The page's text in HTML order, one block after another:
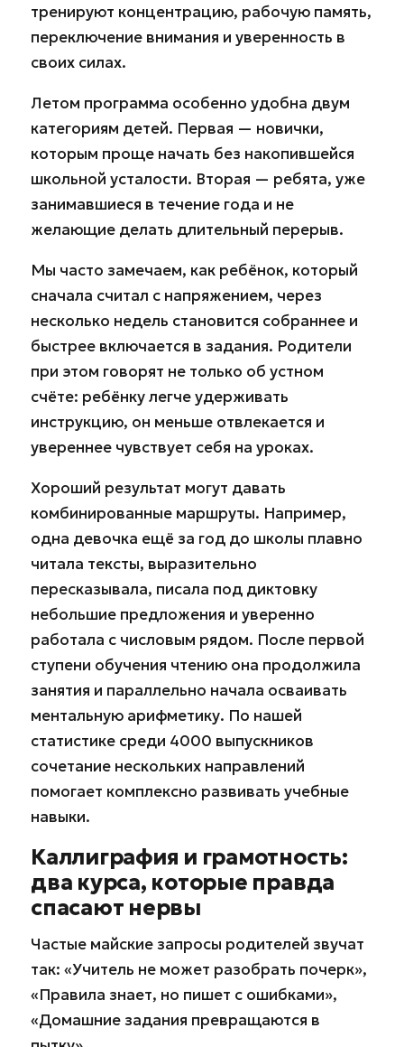
тренируют концентрацию, рабочую память,
переключение внимания и уверенность в
своих силах.
Летом программа особенно удобна двум
категориям детей. Первая — новички,
которым проще начать без накопившейся
школьной усталости. Вторая — ребята, уже
занимавшиеся в течение года и не
желающие делать длительный перерыв.
Мы часто замечаем, как ребёнок, который
сначала считал с напряжением, через
несколько недель становится собраннее и
быстрее включается в задания. Родители
при этом говорят не только об устном
счёте: ребёнку легче удерживать
инструкцию, он меньше отвлекается и
увереннее чувствует себя на уроках.
Хороший результат могут давать
комбинированные маршруты. Например,
одна девочка ещё за год до школы плавно
читала тексты, выразительно
пересказывала, писала под диктовку
небольшие предложения и уверенно
работала с числовым рядом. После первой
ступени обучения чтению она продолжила
занятия и параллельно начала осваивать
ментальную арифметику. По нашей
статистике среди 4000 выпускников
сочетание нескольких направлений
помогает комплексно развивать учебные
навыки.
Каллиграфия и грамотность:
два курса, которые правда
спасают нервы
Частые майские запросы родителей звучат
так: «Учитель не может разобрать почерк»,
«Правила знает, но пишет с ошибками»,
«Домашние задания превращаются в